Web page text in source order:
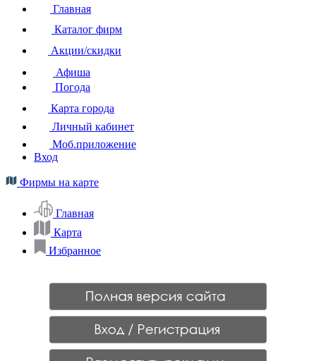
Главная
Каталог фирм
Акции/скидки
Афиша
Погода
Карта города
Личный кабинет
Моб.приложение
Вход
Фирмы на карте
Главная
Карта
Избранное